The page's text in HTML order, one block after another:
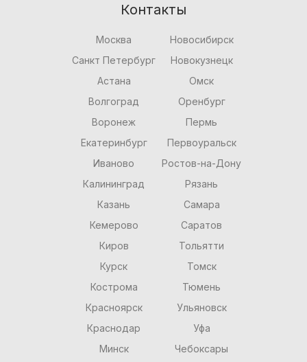
Контакты
Москва
Санкт Петербург
Астана
Волгоград
Воронеж
Екатеринбург
Иваново
Калининград
Казань
Кемерово
Киров
Курск
Кострома
Красноярск
Краснодар
Минск
Новосибирск
Новокузнецк
Омск
Оренбург
Пермь
Первоуральск
Ростов-на-Дону
Рязань
Самара
Саратов
Тольятти
Томск
Тюмень
Ульяновск
Уфа
Чебоксары